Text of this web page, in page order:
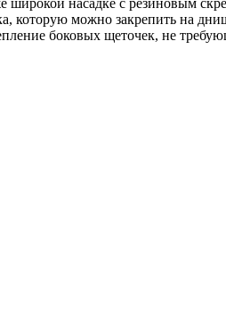
насадке с резиновым
которую можно закрепить на
боковых щеточек, не